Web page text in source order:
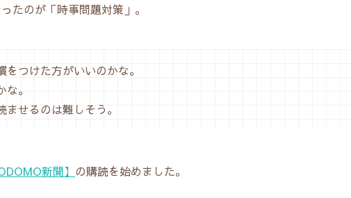
たのが「時事問題対策」。
つけた方がいいのかな。
。
せるのは難しそう。
新聞】 の購読を始めました。